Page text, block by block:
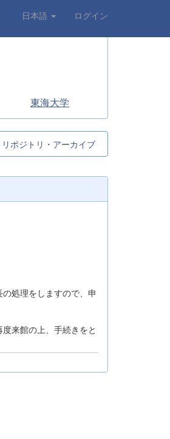
日本語 ログイン
東海大学
リポジトリ・アーカイブ
処理をしますので、申
来館の上、手続きをと